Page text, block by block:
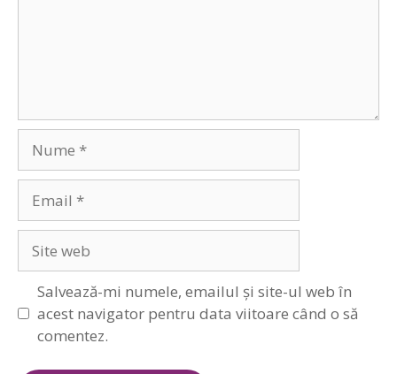
web
Salvează-mi numele, emailul și site-ul web în
acest navigator pentru data viitoare când o să
comentez.